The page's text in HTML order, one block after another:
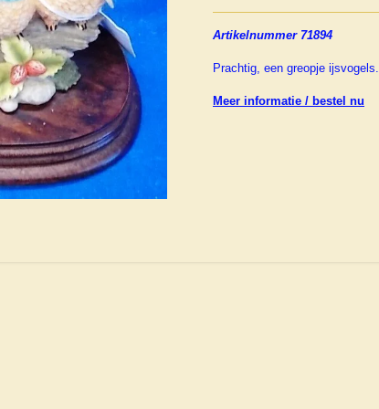
Artikelnummer 71894
Prachtig, een greopje ijsvogels.
Meer informatie / bestel nu